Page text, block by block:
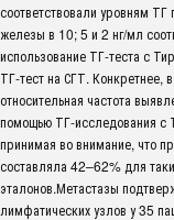
соответствовали уровням
железы в 10; 5 и 2 нг/мл
использование ТГ-теста с
ТГ-тест на СГТ. Конкретнее,
относительная частота
помощью ТГ-исследования с
принимая во внимание, что
составляла 42–62% для
эталонов.Метастазы
лимфатических узлов у 35